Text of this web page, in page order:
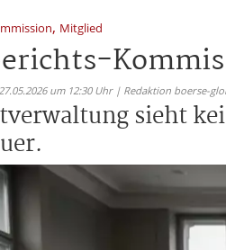
, Mitglied
um 12:30 Uhr | Redaktion boerse-
sieht